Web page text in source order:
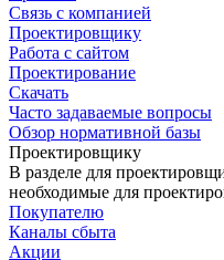
Связь с компанией
Проектировщику
Работа с сайтом
Проектирование
Скачать
Часто задаваемые вопросы
Обзор нормативной базы
Проектировщику
В разделе для
необходимые для
Покупателю
Каналы сбыта
Акции